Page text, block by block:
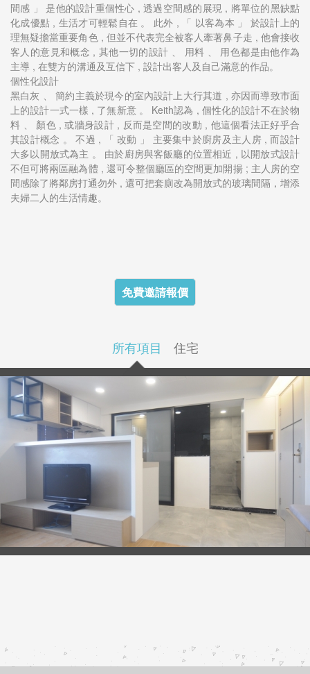
間感 」 是他的設計重個性心 , 透過空間感的展現 , 將單位的黑缺點
化成優點 , 生活才可輕鬆自在 。 此外 , 「 以客為本 」 於設計上的
理無疑擔當重要角色 , 但並不代表完全被客人牽著鼻子走 , 他會接收
客人的意見和概念 , 其他一切的設計 、 用料 、 用色都是由他作為
主導 , 在雙方的溝通及互信下 , 設計出客人及自己滿意的作品。
個性化設計
黑白灰 、 簡約主義於現今的室內設計上大行其道 , 亦因而導致市面
上的設計一式一樣 , 了無新意 。 Keith認為 , 個性化的設計不在於物
料 、 顏色 , 或牆身設計 , 反而是空間的改動 , 他這個看法正好乎合
其設計概念 。 不過 , 「 改動 」 主要集中於廚房及主人房 , 而設計
大多以開放式為主 。 由於廚房與客飯廳的位置相近 , 以開放式設計
不但可將兩區融為體 , 還可令整個廳區的空間更加開揚 ; 主人房的空
間感除了將鄰房打通勿外 , 還可把套廁改為開放式的玻璃間隔，增添
夫婦二人的生活情趣。
免費邀請報價
所有項目 住宅